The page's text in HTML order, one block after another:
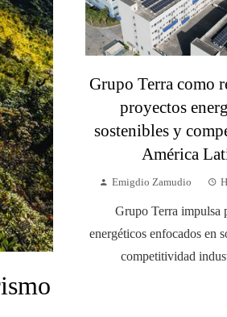
Grupo Terra como
proyectos
sostenibles y
América
Emigdio Zamudio
Grupo Terra impulsa
energéticos enfocados en
competitividad